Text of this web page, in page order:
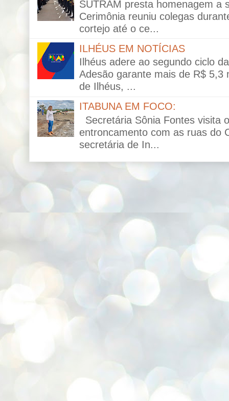
SUTRAM presta homenagem a
Cerimônia reuniu colegas
cortejo até o ce...
ILHÉUS EM NOTÍCIAS
Ilhéus adere ao segundo ciclo
Adesão garante mais de R$ 5,3
de Ilhéus, ...
ITABUNA EM FOCO:
Secretária Sônia Fontes visita
entroncamento com as ruas do
secretária de In...